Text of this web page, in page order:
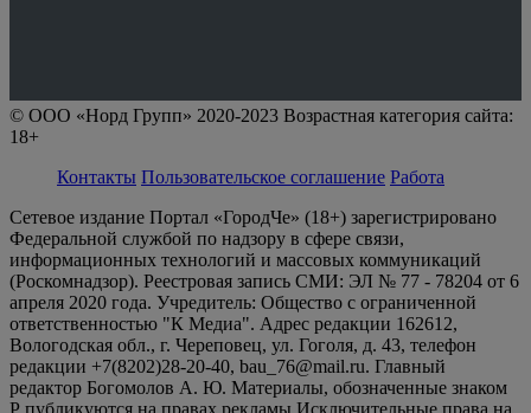
© ООО «Норд Групп» 2020-2023 Возрастная категория сайта:
18+
Контакты Пользовательское соглашение Работа
Сетевое издание Портал «ГородЧе» (18+) зарегистрировано
Федеральной службой по надзору в сфере связи,
информационных технологий и массовых коммуникаций
(Роскомнадзор). Реестровая запись СМИ: ЭЛ № 77 - 78204 от 6
апреля 2020 года. Учредитель: Общество с ограниченной
ответственностью "К Медиа". Адрес редакции 162612,
Вологодская обл., г. Череповец, ул. Гоголя, д. 43, телефон
редакции +7(8202)28-20-40, bau_76@mail.ru. Главный
редактор Богомолов А. Ю. Материалы, обозначенные знаком
Р публикуются на правах рекламы Исключительные права на